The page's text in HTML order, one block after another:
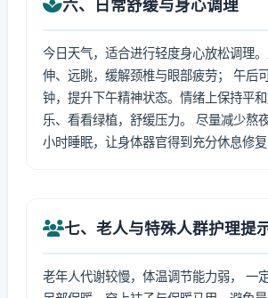
六、日常舒缓与身心调理
今日天气，适合进行轻度身心放松调理
伸、远眺，缓解颈椎与眼部疲劳； 午后
钟，提升下午精神状态。情绪上保持平
乐、看看绿植，舒缓压力。 尽量减少熬
小时睡眠，让身体器官得到充分休息修复
七、老人与特殊人群护理提
老年人代谢较慢，体温调节能力弱， 一